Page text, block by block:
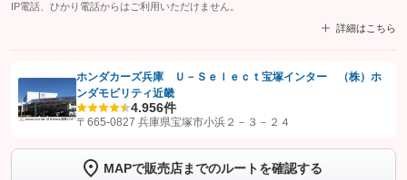
IP電話、ひかり電話からはご利用いただけません。
詳細はこちら
【STEP1】認証画面でグーネットを友だち追加してから「許可する」ボタンを押
します
【STEP2】 トーク画面で
完了してください。
ホンダカーズ兵庫 Ｕ－Ｓｅｌｅｃｔ宝塚インター （株）ホ
ンダモビリティ近畿
4.956件
〒665-0827 兵庫県宝塚市小浜２－３－２４
MAPで販売店までのルートを確認する